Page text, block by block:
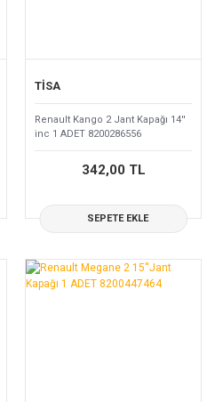
TİSA
Renault Kango 2 Jant Kapağı 14''
inc 1 ADET 8200286556
342,00 TL
SEPETE EKLE